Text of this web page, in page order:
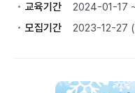
교육기간
2024-01-17
모집기간
2023-12-27